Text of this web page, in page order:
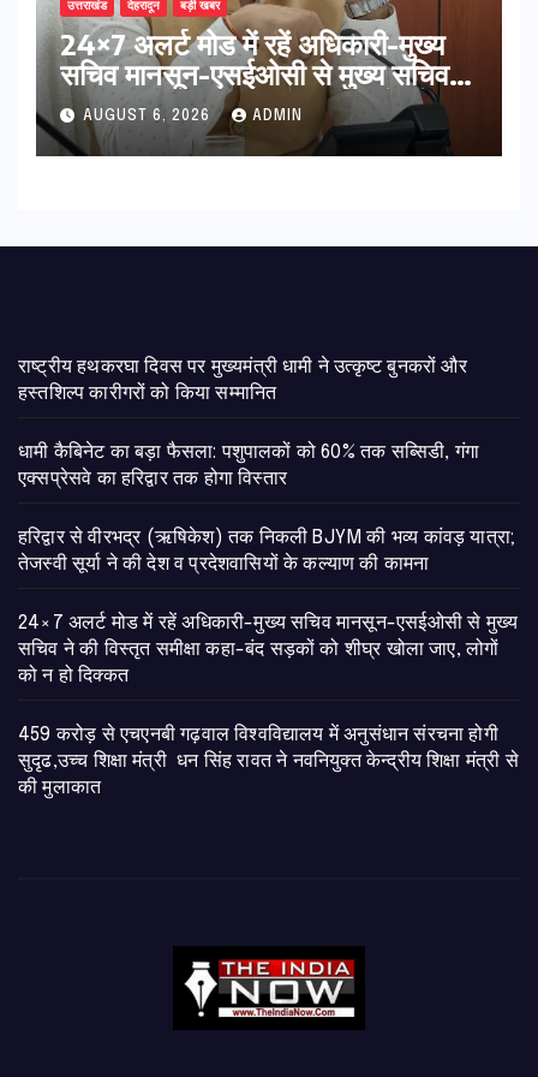
उत्तराखंड देहरादून बड़ी खबर
24×7 अलर्ट मोड में रहें अधिकारी-मुख्य
सचिव मानसून-एसईओसी से मुख्य सचिव ने
की विस्तृत समीक्षा कहा-बंद सड़कों को
शीघ्र खोला जाए, लोगों को न हो दिक्कत
AUGUST 6, 2026 ADMIN
राष्ट्रीय हथकरघा दिवस पर मुख्यमंत्री धामी ने उत्कृष्ट बुनकरों और
हस्तशिल्प कारीगरों को किया सम्मानित
​धामी कैबिनेट का बड़ा फैसला: पशुपालकों को 60% तक सब्सिडी, गंगा
एक्सप्रेसवे का हरिद्वार तक होगा विस्तार
​हरिद्वार से वीरभद्र (ऋषिकेश) तक निकली BJYM की भव्य कांवड़ यात्रा;
तेजस्वी सूर्या ने की देश व प्रदेशवासियों के कल्याण की कामना
24×7 अलर्ट मोड में रहें अधिकारी-मुख्य सचिव मानसून-एसईओसी से मुख्य
सचिव ने की विस्तृत समीक्षा कहा-बंद सड़कों को शीघ्र खोला जाए, लोगों
को न हो दिक्कत
459 करोड़ से एचएनबी गढ़वाल विश्वविद्यालय में अनुसंधान संरचना होगी
सुदृढ,उच्च शिक्षा मंत्री धन सिंह रावत ने नवनियुक्त केन्द्रीय शिक्षा मंत्री से
की मुलाकात